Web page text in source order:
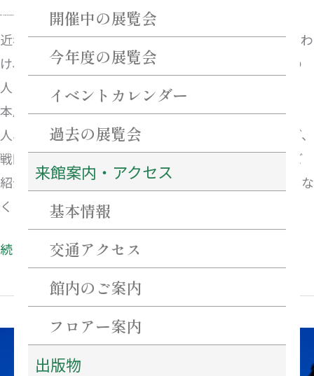
開催中の展覧会
今年度の展覧会
イベントカレンダー
過去の展覧会
来館案内・アクセス
基本情報
交通アクセス
館内のご案内
フロアー案内
出版物
近年、戦国武将の手紙の発見が相次いでいます。とりわ
け、初代津藩主の藤堂高虎は多くの手紙を残し、その
人となりをしのぶことができます。
本展では、織田信長や豊臣秀吉、徳川家康らの天下
人、そして彼らに仕えた名だたる武将たちや高虎など、
戦国乱世を躍動した人びとの手紙やゆかりの品々をご
紹介します。武将たちの迫力ある筆跡をぜひお見逃しな
く!
続きを読む »